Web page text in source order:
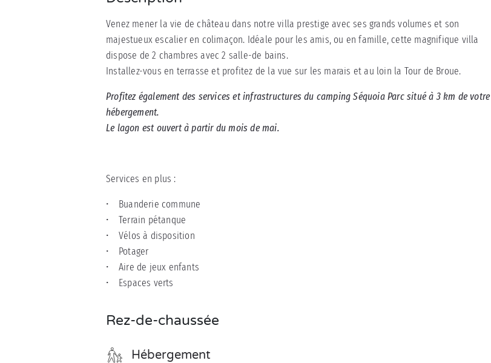
Venez mener la vie de château dans notre villa prestige avec ses grands volumes et son
majestueux escalier en colimaçon. Idéale pour les amis, ou en famille, cette magnifique villa
dispose de 2 chambres avec 2 salle-de bains.
Installez-vous en terrasse et profitez de la vue sur les marais et au loin la Tour de Broue.
Profitez également des services et infrastructures du camping Séquoia Parc situé à 3 km de votre
hébergement.
Le lagon est ouvert à partir du mois de mai.
Services en plus :
• Buanderie commune
• Terrain pétanque
• Vélos à disposition
• Potager
• Aire de jeux enfants
• Espaces verts
Rez-de-chaussée
Hébergement